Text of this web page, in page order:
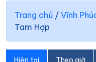
Trang chủ / Vĩnh
Tam Hợp
Hiện tại Theo giờ